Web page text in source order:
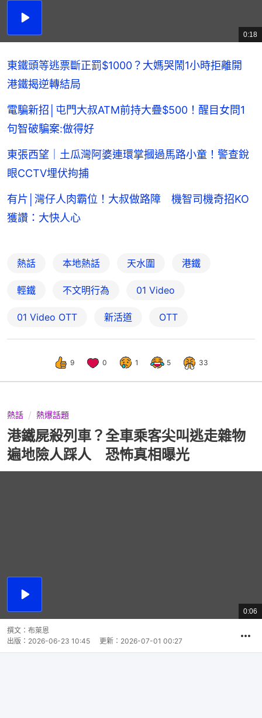
播
總
共
0:18
東鐵頭等逃票斷正罰$1000？大媽哭鬧1小時拒離開
港鐵揭逆轉結局
電騙新招│屯門大叔ATM前持大疊$500！醒目女問1
句智破騙案:做得好
東張西望｜土瓜灣阿婆連環掌摑過馬路小童！警查銳
眼CCTV埋伏拘捕
有片│灣仔人肉霸位！大叔做路障 機智司機奇招KO
獲讚：大快人心
熱話 本地熱話 天水圍 港鐵
輕鐵 不文明行為 01 Video
01‌ ‌Video‌ ‌OTT 新活道 OTT
9 0 1 5 33
熱話 熱爆話題
港鐵屍殺列車？全車乘客尖叫逃走雜物
遍地險人踩人 恐怖真相曝光
播
總
共
0:06
撰文： 布萊恩
出版： 2026-06-23 10:45 更新： 2026-07-01 00:27